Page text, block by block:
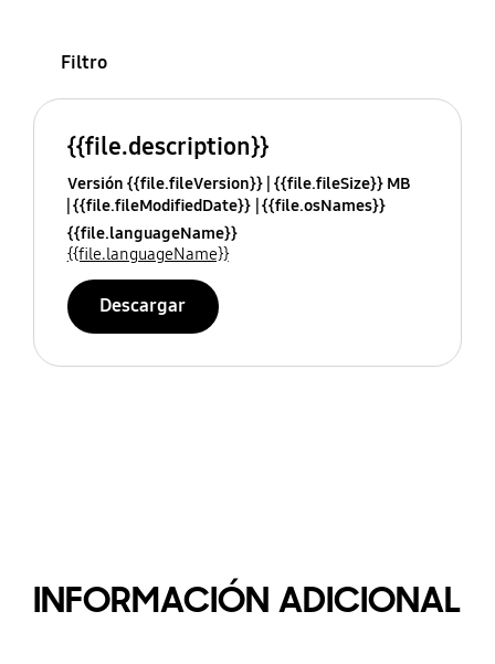
Filtro
{{file.description}}
Versión {{file.fileVersion}} {{file.fileSize}} MB
{{file.fileModifiedDate}} {{file.osNames}}
{{file.languageName}}
{{file.languageName}}
Descargar
INFORMACIÓN ADICIONAL